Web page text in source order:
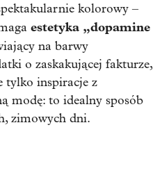
kolorowy –
estetyka „dopamine
na barwy
o zaskakującej fakturze,
tylko inspiracje z
modę: to idealny sposób
zimowych dni.